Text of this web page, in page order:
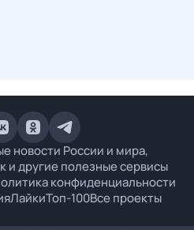
новости России и мира,
и другие полезные сервисы
конфиденциальности
ЛайкиТоп-100Все проекты